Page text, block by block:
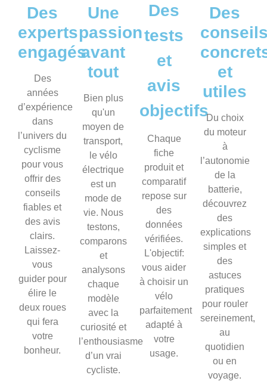
Des
experts
engagés
Des
années
d’expérience
dans
l’univers du
cyclisme
pour vous
offrir des
conseils
fiables et
des avis
clairs.
Laissez-
vous
guider pour
élire le
deux roues
qui fera
votre
bonheur.
Une
passion
avant
tout
Bien plus
qu'un
moyen de
transport,
le vélo
électrique
est un
mode de
vie. Nous
testons,
comparons
et
analysons
chaque
modèle
avec la
curiosité et
l’enthousiasme
d’un vrai
cycliste.
Des
tests
et
avis
objectifs
Chaque
fiche
produit et
comparatif
repose sur
des
données
vérifiées.
L'objectif:
vous aider
à choisir un
vélo
parfaitement
adapté à
votre
usage.
Des
et
utiles
Du choix
du moteur
à
l’autonomie
de la
batterie,
découvrez
des
explications
simples et
des
astuces
pratiques
pour rouler
sereinement,
au
quotidien
ou en
voyage.